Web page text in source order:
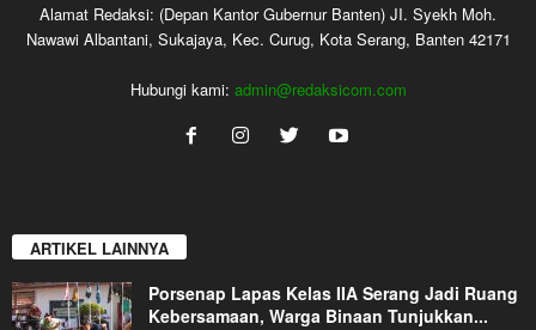
Alamat Redaksi: (Depan Kantor Gubernur Banten) JI. Syekh Moh.
Nawawi Albantani, Sukajaya, Kec. Curug, Kota Serang, Banten 42171
Hubungi kami: admin@redaksicom.com
ARTIKEL LAINNYA
Porsenap Lapas Kelas IIA Serang Jadi Ruang
Kebersamaan, Warga Binaan Tunjukkan...